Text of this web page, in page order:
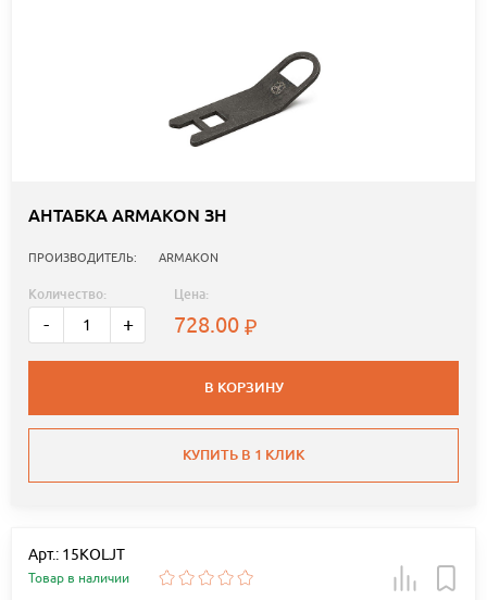
АНТАБКА ARMAKON ЗН
ПРОИЗВОДИТЕЛЬ: ARMAKON
Количество:
- +
Цена:
728.00
В КОРЗИНУ
КУПИТЬ В 1 КЛИК
Арт.: 15KOLJT
Товар в наличии